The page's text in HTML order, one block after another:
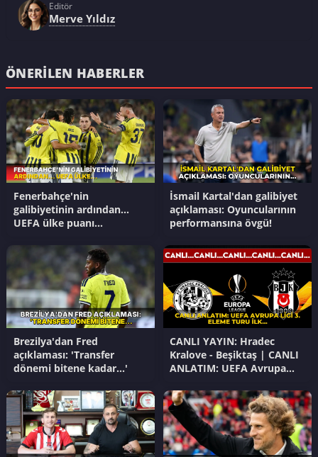
Editör
Merve Yıldız
ÖNERILEN HABERLER
Fenerbahçe'nin
galibiyetinin ardından...
UEFA ülke puanı
İsmail Kartal'dan galibiyet
açıklaması: Oyuncularının
performansına övgü!
Brezilya'dan Fred
açıklaması: 'Transfer
dönemi bitene kadar...'
CANLI YAYIN: Hradec
Kralove - Beşiktaş | CANLI
ANLATIM: UEFA Avrupa